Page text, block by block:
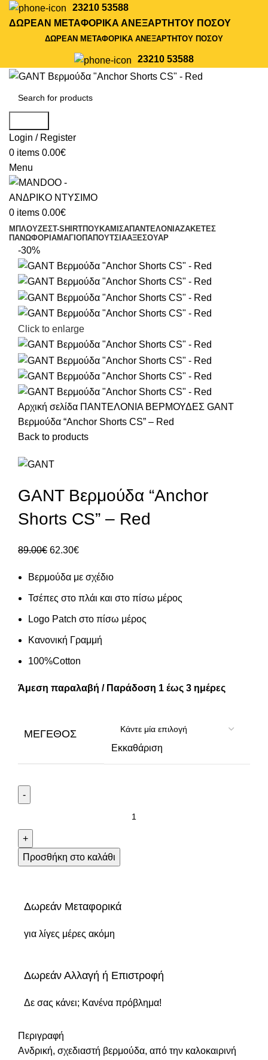
23210 53588
ΔΩΡΕΑΝ ΜΕΤΑΦΟΡΙΚΑ ΑΝΕΞΑΡΤΗΤΟΥ ΠΟΣΟΥ
ΔΩΡΕΑΝ ΜΕΤΑΦΟΡΙΚΑ ΑΝΕΞΑΡΤΗΤΟΥ ΠΟΣΟΥ
23210 53588
Login / Register
0 items 0.00€
Menu
0 items 0.00€
ΜΠΛΟΥΖΕΣT-SHIRTΠΟΥΚΑΜΙΣΑΠΑΝΤΕΛΟΝΙΑΖΑΚΕΤΕΣ
ΠΑΝΩΦΟΡΙΑΜΑΓΙΟΠΑΠΟΥΤΣΙΑΑΞΕΣΟΥΑΡ
-30%
Click to enlarge
Αρχική σελίδα ΠΑΝΤΕΛΟΝΙΑ ΒΕΡΜΟΥΔΕΣ GANT
Βερμούδα “Anchor Shorts CS” – Red
Back to products
GANT Βερμούδα “Anchor
Shorts CS” – Red
89.00€ 62.30€
Βερμούδα με σχέδιο
Τσέπες στο πλάι και στο πίσω μέρος
Logo Patch στο πίσω μέρος
Κανονική Γραμμή
100%Cotton
Άμεση παραλαβή / Παράδοση 1 έως 3 ημέρες
ΜΈΓΕΘΟΣ
Εκκαθάριση
Προσθήκη στο καλάθι
Δωρεάν Μεταφορικά
για λίγες μέρες ακόμη
Δωρεάν Αλλαγή ή Επιστροφή
Δε σας κάνει; Κανένα πρόβλημα!
Περιγραφή
Ανδρική, σχεδιαστή βερμούδα, από την καλοκαιρινή